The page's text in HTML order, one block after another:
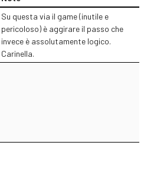
Su questa via il game (inutile e
pericoloso) è aggirare il passo che
invece è assolutamente logico.
Carinella.